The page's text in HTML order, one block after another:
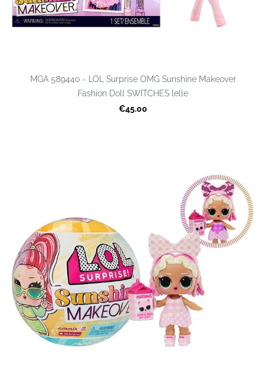
MGA 589440 - LOL Surprise OMG Sunshine Makeover
Fashion Doll SWITCHES lelle
€45.00